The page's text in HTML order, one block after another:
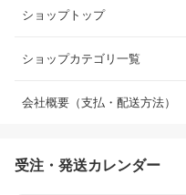
ショップトップ
ショップカテゴリ一覧
会社概要（支払・配送方法）
受注・発送カレンダー